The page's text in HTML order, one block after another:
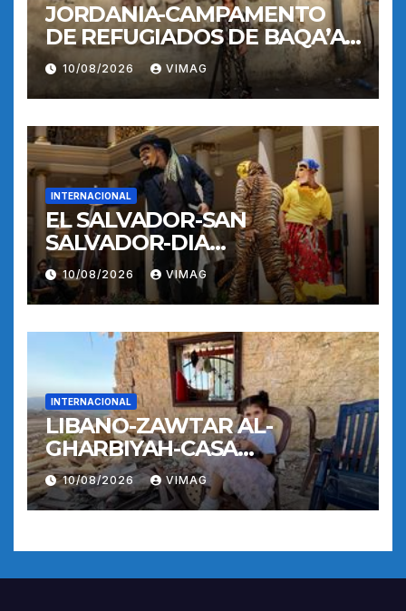
JORDANIA-CAMPAMENTO
DE REFUGIADOS DE BAQA’A-
VIDA COTIDIANA
10/08/2026 VIMAG
INTERNACIONAL
EL SALVADOR-SAN
SALVADOR-DIA
INTERNACIONAL DE LOS
PUEBLOS INDIGENAS
10/08/2026 VIMAG
INTERNACIONAL
LIBANO-ZAWTAR AL-
GHARBIYAH-CASA
DESTRUIDA
10/08/2026 VIMAG